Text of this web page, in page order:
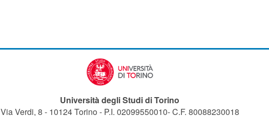
Università degli Studi di Torino
Via Verdi, 8 - 10124 Torino - P.I. 02099550010- C.F. 80088230018